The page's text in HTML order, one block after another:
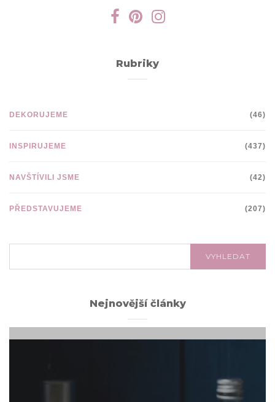
Rubriky
DEKORUJEME (46)
INSPIRUJEME (437)
NAVŠTÍVILI JSME (42)
PŘEDSTAVUJEME (207)
VYHLEDAT
Nejnovější články